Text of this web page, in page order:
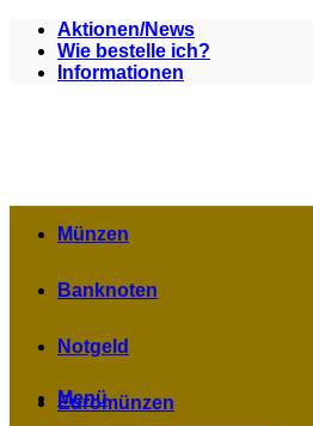
Zum
Inhalt
springen
Aktionen/News
Wie bestelle ich?
Informationen
Menü
Münzen
Banknoten
Notgeld
Euromünzen